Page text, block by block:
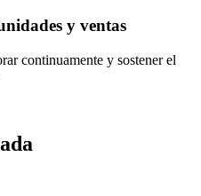
y ventas
continuamente y sostener el